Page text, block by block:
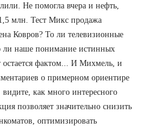
Не помогла вчера и нефть,
млн. Тест Микс продажа
Ковров? То ли телевизионные
ли наше понимание истинных
фактом... И Михмель, и
о примерном ориентире
как много интересного
позволяет значительно снизить
оптимизировать